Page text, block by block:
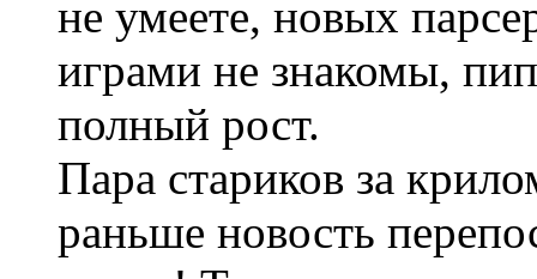
не умеете, новых
играми не знакомы,
полный рост.
Пара стариков за
раньше новость